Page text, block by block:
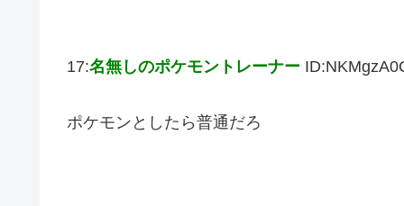
17:名無しのポケモントレーナー
ポケモンとしたら普通だろ